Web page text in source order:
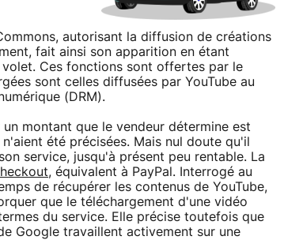
autorisant la diffusion de créations
fait ainsi son apparition en étant
Ces fonctions sont offertes par le
sont celles diffusées par YouTube au
(DRM).
montant que le vendeur détermine est
été précisées. Mais nul doute qu'il
service, jusqu'à présent peu rentable. La
, équivalent à PayPal. Interrogé au
de récupérer les contenus de YouTube,
que le téléchargement d'une vidéo
du service. Elle précise toutefois que
Google travaillent activement sur une